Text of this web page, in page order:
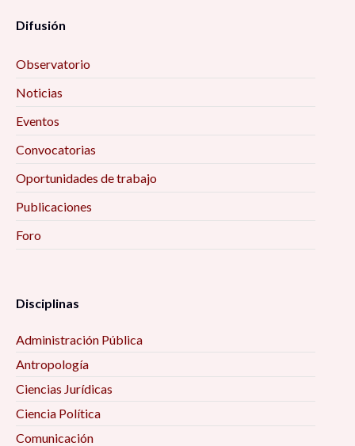
Difusión
Observatorio
Noticias
Eventos
Convocatorias
Oportunidades de trabajo
Publicaciones
Foro
Disciplinas
Administración Pública
Antropología
Ciencias Jurídicas
Ciencia Política
Comunicación